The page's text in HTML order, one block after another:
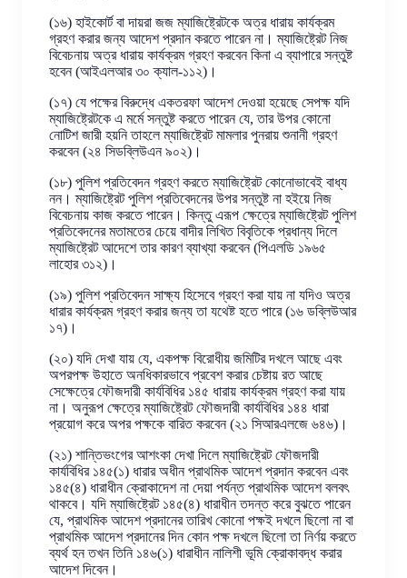
(১৬) হাইকোর্ট বা দায়রা জজ ম্যাজিষ্ট্রেটকে অত্র ধারায় কার্যক্রম
গ্রহণ করার জন্য আদেশ প্রদান করতে পারেন না। ম্যাজিষ্ট্রেট নিজ
বিবেচনায় অত্র ধারায় কার্যক্রম গ্রহণ করবেন কিনা এ ব্যাপারে সন্তুষ্ট
হবেন (আইএলআর ৩০ ক্যাল-১১২)।
(১৭) যে পক্ষের বিরুদ্ধে একতরফা আদেশ দেওয়া হয়েছে সেপক্ষ যদি
ম্যাজিষ্ট্রেটকে এ মর্মে সন্তুষ্ট করতে পারেন যে, তার উপর কোনো
নোটিশ জারী হয়নি তাহলে ম্যাজিষ্ট্রেট মামলার পুনরায় শুনানী গ্রহণ
করবেন (২৪ সিডব্লিউএন ৯০২)।
(১৮) পুলিশ প্রতিবেদন গ্রহণ করতে ম্যাজিষ্ট্রেট কোনোভাবেই বাধ্য
নন। ম্যাজিষ্ট্রেট পুলিশ প্রতিবেদনের উপর সন্তুষ্ট না হইয়ে নিজ
বিবেচনায় কাজ করতে পারেন। কিন্তু এরূপ ক্ষেত্রে ম্যাজিষ্ট্রেট পুলিশ
প্রতিবেদনের মতামতের চেয়ে বাদীর লিখিত বিবৃতিকে প্রধান্য দিলে
ম্যাজিষ্ট্রেট আদেশে তার কারণ ব্যাখ্যা করবেন (পিএলডি ১৯৬৫
লাহোর ৩১২)।
(১৯) পুলিশ প্রতিবেদন সাক্ষ্য হিসেবে গ্রহণ করা যায় না যদিও অত্র
ধারার কার্যক্রম গ্রহণ করার জন্য তা যথেষ্ট হতে পারে (১৬ ডব্লিউআর
১৭)।
(২০) যদি দেখা যায় যে, একপক্ষ বিরোধীয় জমিটির দখলে আছে এবং
অপরপক্ষ উহাতে অনধিকারভাবে প্রবেশ করার চেষ্টায় রত আছে
সেক্ষেত্রে ফৌজদারী কার্যবিধির ১৪৫ ধারায় কার্যক্রম গ্রহণ করা যায়
না। অনুরূপ ক্ষেত্রে ম্যাজিষ্ট্রেট ফৌজদারী কার্যবিধির ১৪৪ ধারা
প্রয়োগ করে অপর পক্ষকে বারিত করবেন (২১ সিআরএলজে ৬৪৬)।
(২১) শান্তিভংগের আশংকা দেখা দিলে ম্যাজিষ্ট্রেট ফৌজদারী
কার্যবিধির ১৪৫(১) ধারার অধীন প্রাথমিক আদেশ প্রদান করবেন এবং
১৪৫(৪) ধারাধীন ক্রোকাদেশ না দেয়া পর্যন্ত প্রাথমিক আদেশ বলবৎ
থাকবে। যদি ম্যাজিষ্ট্রেট ১৪৫(৪) ধারাধীন তদন্ত করে বুঝতে পারেন
যে, প্রাথমিক আদেশ প্রদানের তারিখ কোনো পক্ষই দখলে ছিলো না বা
প্রাথমিক আদেশ প্রদানের দিন কোন পক্ষ দখলে ছিলো তা নির্ণয় করতে
ব্যর্থ হন তখন তিনি ১৪৬(১) ধারাধীন নালিশী ভূমি ক্রোকাবদ্ধ করার
আদেশ দিবেন।